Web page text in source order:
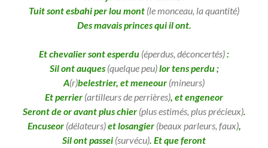
Tuit sont esbahi per lou mont (le monceau, la quantité)
Des mavais princes qui il ont.
Et chevalier sont esperdu (éperdus, déconcertés):
Sil ont auques(quelque peu)lor tens perdu ;
A(r)belestrier, et meneour (mineurs)
Et perrier (artilleurs de perrières), et engeneor
Seront de or avant plus chier (plus estimés, plus précieux).
Encuseor(délateurs)et losangier (beaux parleurs, faux),
Sil ont passei (survécu). Et que feront